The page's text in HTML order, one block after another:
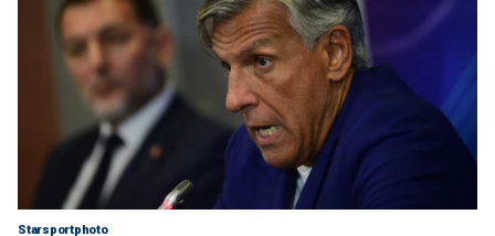
Starsportphoto